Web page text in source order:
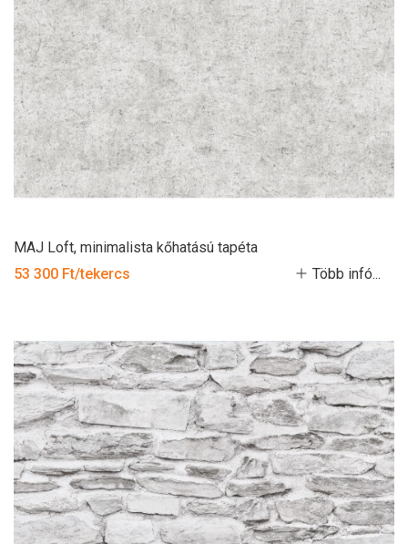
MAJ Loft, minimalista kőhatású tapéta
53 300 Ft/tekercs
Több infó...